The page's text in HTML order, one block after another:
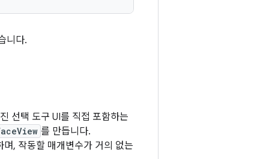
니다.
선택 도구 UI를 직접 포함하는
를 만듭니다.
, 작동할 매개변수가 거의 없는